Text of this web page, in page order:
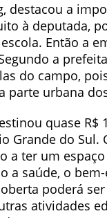
destacou a
à deputada,
Então a
a
do campo,
parte urbana
quase R$
Grande do Sul.
a ter um
a saúde, o
poderá
atividades